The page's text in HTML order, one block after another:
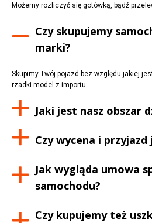
Możemy rozliczyć się gotówką, bądź
Czy skupujemy
marki?
Skupimy Twój pojazd bez względu jakiej
rzadki model z importu.
Jaki jest nasz obszar
Czy wycena i przyjazd
Jak wygląda umowa
samochodu?
Czy kupujemy też